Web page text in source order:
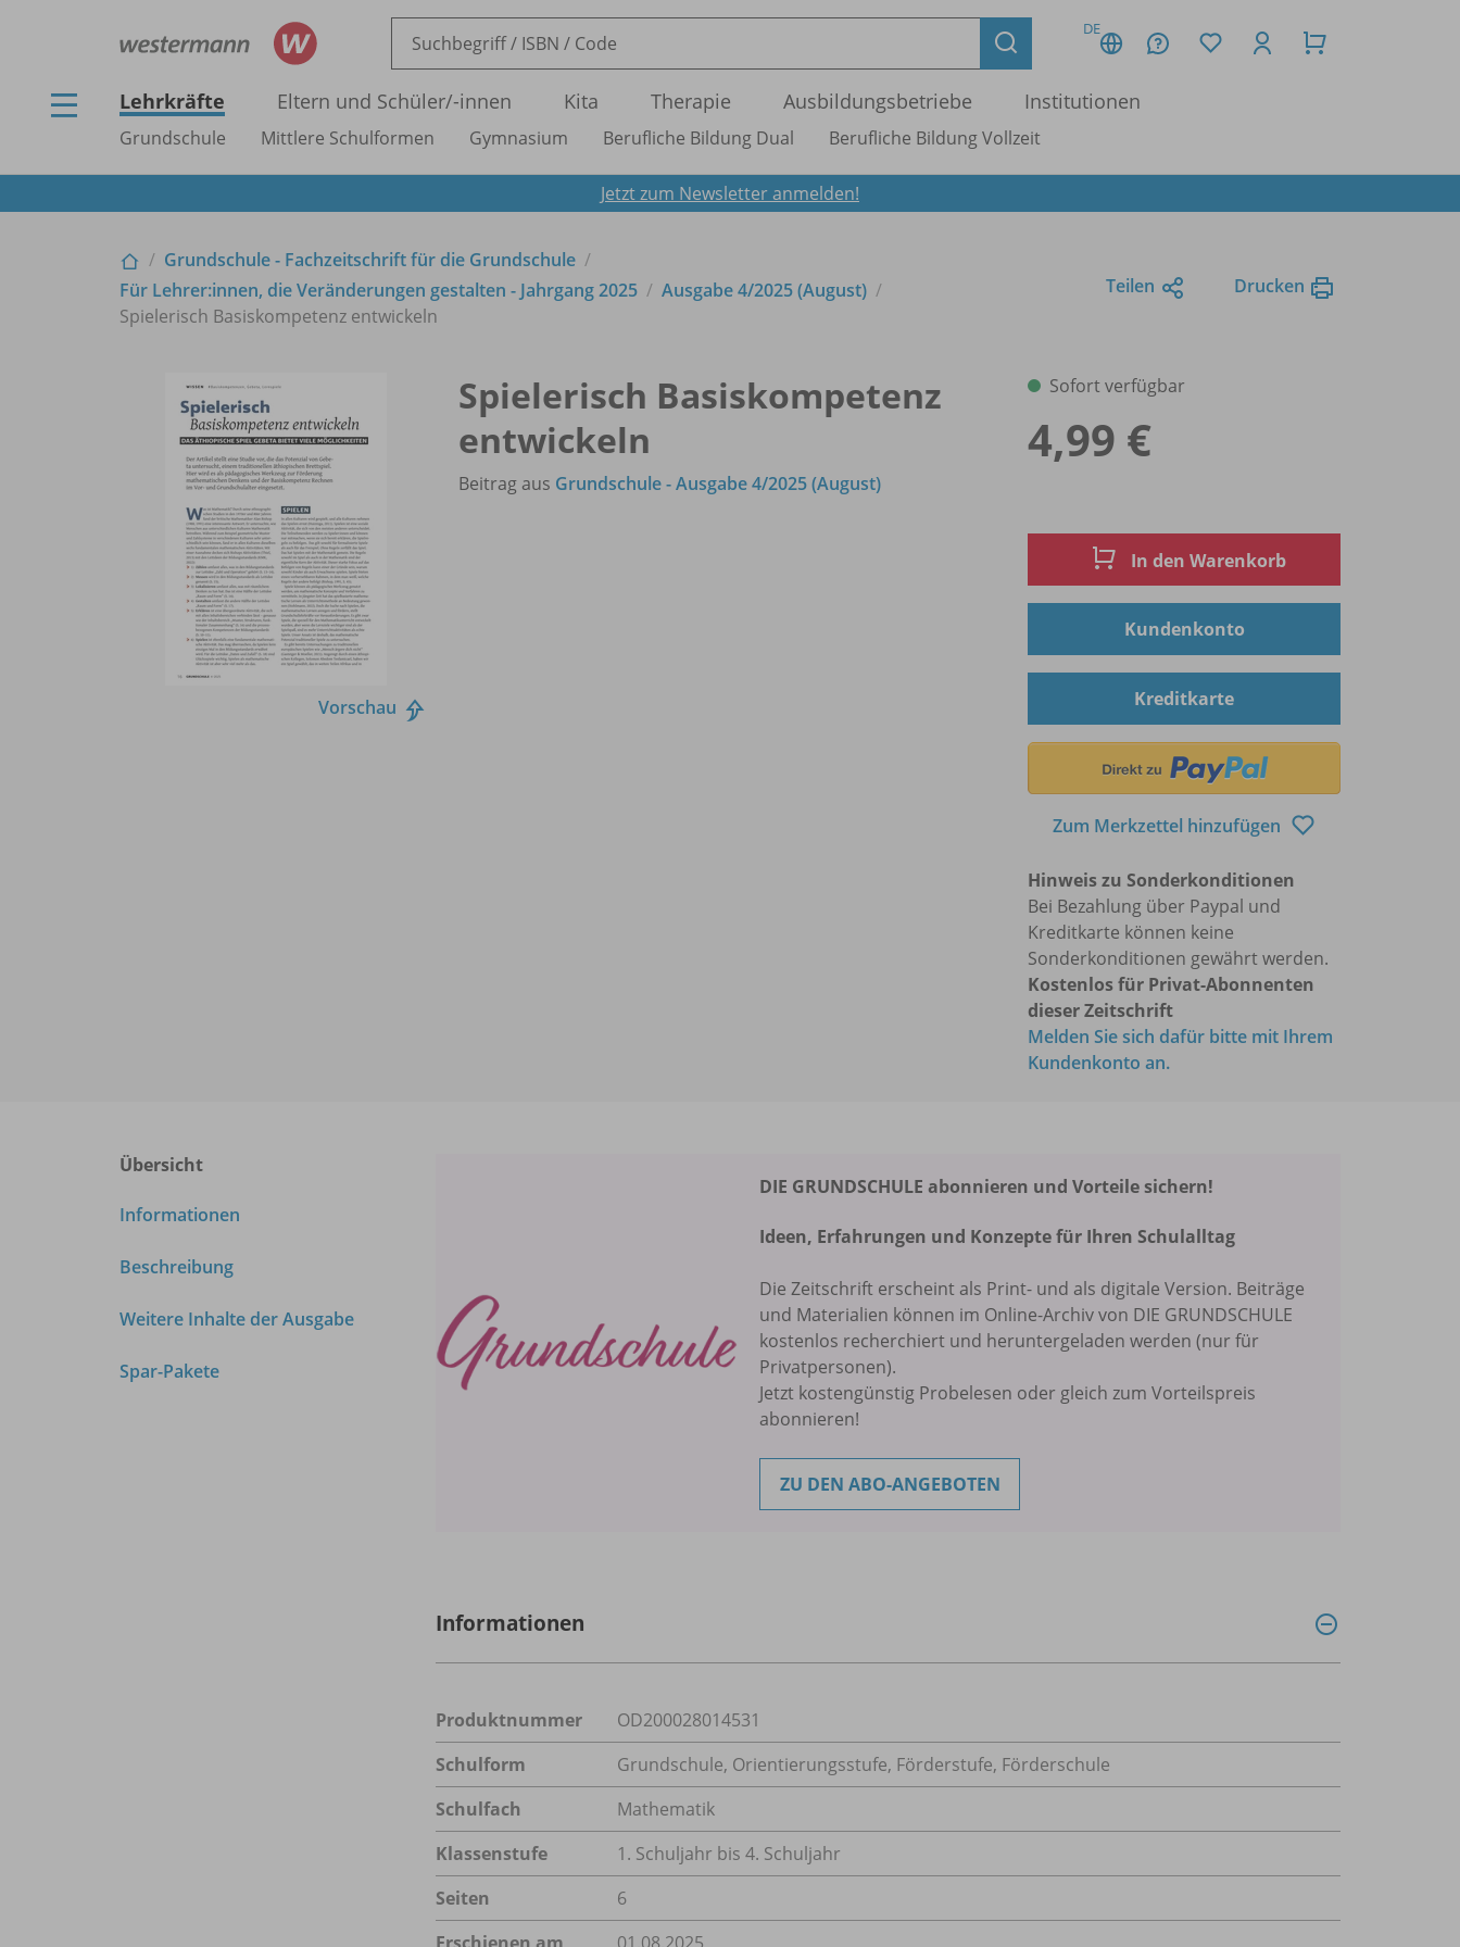
DE
Lehrkräfte Eltern und Schüler/-innen Kita Therapie Ausbildungsbetriebe Institutionen
Grundschule Mittlere Schulformen Gymnasium Berufliche Bildung Dual Berufliche Bildung Vollzeit
Jetzt zum Newsletter anmelden!
Grundschule - Fachzeitschrift für die Grundschule
Für Lehrer:innen, die Veränderungen gestalten - Jahrgang 2025
Ausgabe 4/2025 (August)
Spielerisch Basiskompetenz entwickeln
Teilen Drucken
Vorschau
Spielerisch Basiskompetenz
entwickeln
Beitrag aus Grundschule - Ausgabe 4/2025 (August)
Sofort verfügbar
4,99 €
In den Warenkorb
Kundenkonto
Kreditkarte
Zum Merkzettel hinzufügen
Hinweis zu Sonderkonditionen
Bei Bezahlung über Paypal und
Kreditkarte können keine
Sonderkonditionen gewährt werden.
Kostenlos für Privat-Abonnenten
dieser Zeitschrift
Melden Sie sich dafür bitte mit Ihrem
Kundenkonto an.
Übersicht
Informationen
Beschreibung
Weitere Inhalte der Ausgabe
Spar-Pakete
DIE GRUNDSCHULE abonnieren und Vorteile sichern!
Ideen, Erfahrungen und Konzepte für Ihren Schulalltag
Die Zeitschrift erscheint als Print- und als digitale Version. Beiträge
und Materialien können im Online-Archiv von DIE GRUNDSCHULE
kostenlos recherchiert und heruntergeladen werden (nur für
Privatpersonen).
Jetzt kostengünstig Probelesen oder gleich zum Vorteilspreis
abonnieren!
ZU DEN ABO-ANGEBOTEN
Informationen
Produktnummer
OD200028014531
Schulform
Grundschule, Orientierungsstufe, Förderstufe, Förderschule
Schulfach
Mathematik
Klassenstufe
1. Schuljahr bis 4. Schuljahr
Seiten
6